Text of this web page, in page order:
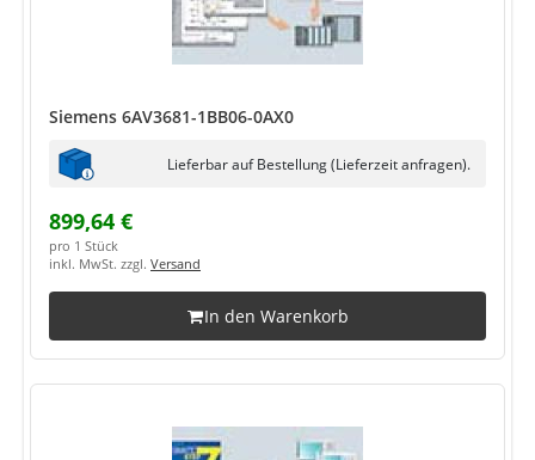
Siemens 6AV3681-1BB06-0AX0
Lieferbar auf Bestellung (Lieferzeit anfragen).
899,64 €
pro 1 Stück
inkl. MwSt. zzgl. Versand
In den Warenkorb